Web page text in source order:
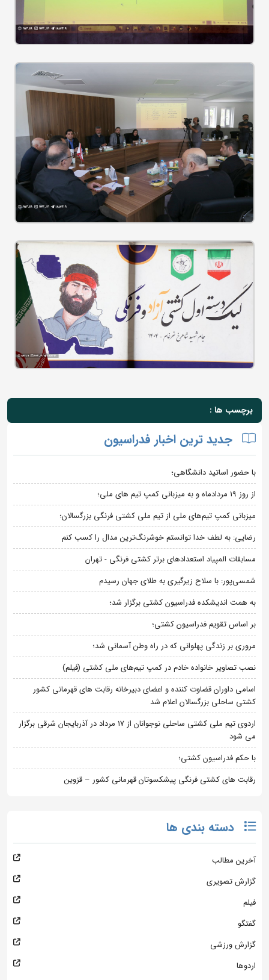
برچسب ها :
جدید ترین اخبار فدراسیون
با حضور اساتید دانشگاهی؛
از روز 19 مردادماه و به میزبانی کمپ تیم های ملی؛
میزبانی کمپ تیم‌های ملی از تیم ملی کشتی فرنگی بزرگسالان؛
رضایی: به لطف خدا توانستم خوشرنگ‌ترین مدال را کسب کنم
مسابقات المپیاد استعدادهای برتر کشتی فرنگی - تهران
شمسی‌پور: با سلاح زیرگیری به طلای جهان رسیدم
به همت اندیشکده فدراسیون کشتی برگزار شد؛
بر اساس تقویم فدراسیون کشتی؛
مروری بر زندگی پهلوانی که در راه وطن آسمانی شد؛
نصب تصاویر خانواده خادم در کمپ تیم‌های ملی کشتی (فیلم)
اسامی داوران قضاوت کننده و اعضای دبیرخانه رقابت های قهرمانی کشور
کشتی ساحلی بزرگسالان اعلام شد
اردوی تیم ملی کشتی ساحلی نوجوانان از 17 مرداد در آذربایجان شرقی برگزار
می شود
با حکم فدراسیون کشتی؛
رقابت های کشتی فرنگی پیشکسوتان قهرمانی کشور – قزوین
دسته بندی ها
آخرین مطالب
گزارش تصویری
فیلم
گفتگو
گزارش ورزشی
اردوها